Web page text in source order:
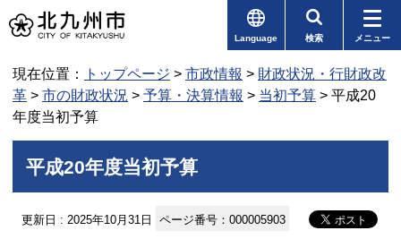
Language 検索 メニュー
現在位置： トップページ > 市政情報 > 財政状況・行財政改
革 > 市の財政状況 > 予算・決算情報 > 当初予算 > 平成20
年度当初予算
平成20年度当初予算
更新日 : 2025年10月31日 ページ番号：000005903